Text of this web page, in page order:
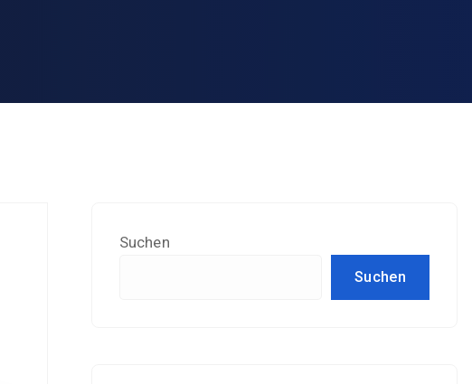
Suchen
Suchen